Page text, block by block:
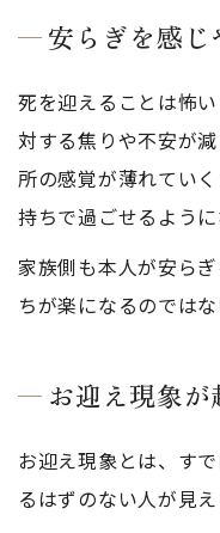
安らぎを感じ
死を迎えることは怖
対する焦りや不安が
所の感覚が薄れてい
持ちで過ごせるように
家族側も本人が安ら
ちが楽になるのではな
お迎え現象が
お迎え現象とは、す
るはずのない人が見え